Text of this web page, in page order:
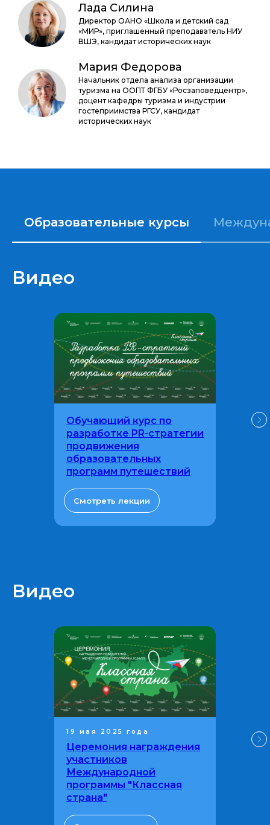
Лада Силина
Директор ОАНО «Школа и детский сад
«МИР», приглашенный преподаватель НИУ
ВШЭ, кандидат исторических наук
Мария Федорова
Начальник отдела анализа организации
туризма на ООПТ ФГБУ «Росзаповедцентр»,
доцент кафедры туризма и индустрии
гостеприимства РГСУ, кандидат
исторических наук
Образовательные курсы
Видео
Обучающий курс по
разработке PR-стратегии
продвижения
образовательных
программ путешествий
Смотреть лекции
Видео
19 мая 2025 года
Церемония награждения
участников
Международной
программы "Классная
страна"